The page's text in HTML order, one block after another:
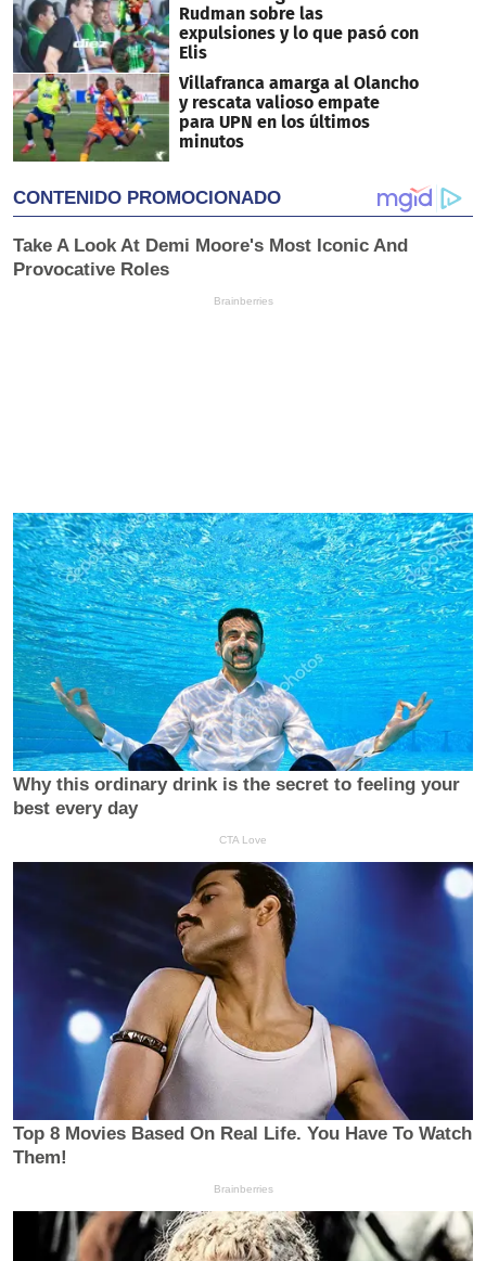
Rudman sobre las
expulsiones y lo que pasó con
Elis
Villafranca amarga al Olancho
y rescata valioso empate
para UPN en los últimos
minutos